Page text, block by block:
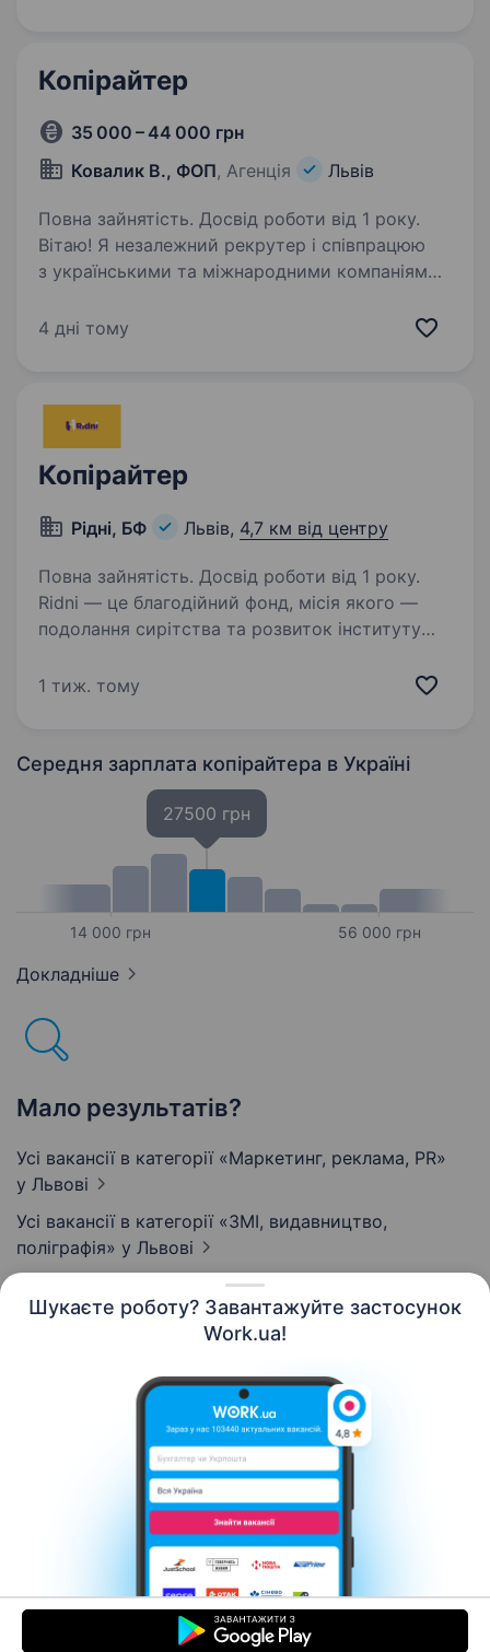
Шукаєте роботу? Завантажуйте застосунок
Work.ua!
Копірайтер
35 000 – 44 000 грн
Ковалик В., ФОП, Агенція Львів
Повна зайнятість. Досвід роботи від 1 року.
Вітаю! Я незалежний рекрутер і співпрацюю
з українськими та міжнародними компаніями.
холдинг), шукаю SEO-копірайтера —
4 дні тому
Копірайтер
Рідні, БФ Львів, 4,7 км від центру
Повна зайнятість. Досвід роботи від 1 року.
Ridni — це благодійний фонд, місія якого —
подолання сирітства та розвиток інституту
кожна дитина зростала у люблячій сім'ї
1 тиж. тому
Середня зарплата копірайтера в Україні
14 000 грн
27500 грн
56 000 грн
Докладніше
Мало результатів?
Усі вакансії в категорії «Маркетинг, реклама, PR»
у Львові
Усі вакансії в категорії «ЗМІ, видавництво,
поліграфія» у Львові
Контакти Про нас
Кар’єра
Допомога Умови використання